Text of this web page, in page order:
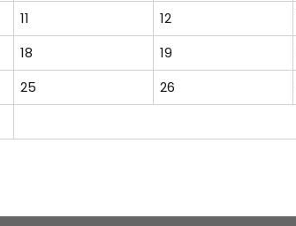
11 12
18 19
25 26